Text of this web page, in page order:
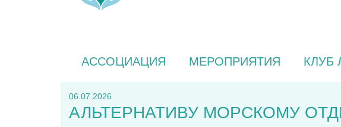
АССОЦИАЦИЯ МЕРОПРИЯТИЯ КЛУБ
06.07.2026
АЛЬТЕРНАТИВУ МОРСКОМУ